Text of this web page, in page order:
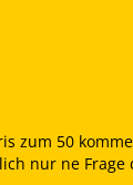
zum 50
nur ne Frage